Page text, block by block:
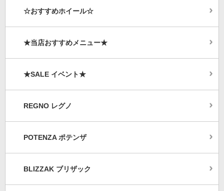
☆おすすめホイール☆
★当店おすすめメニュー★
★SALE イベント★
REGNO レグノ
POTENZA ポテンザ
BLIZZAK ブリザック